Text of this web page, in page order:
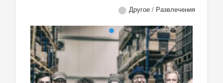
Другое / Развлечения